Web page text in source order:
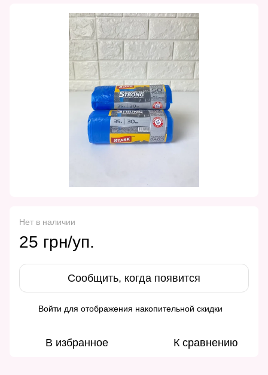
Нет в наличии
25 грн/уп.
Сообщить, когда появится
Войти для отображения накопительной скидки
В избранное К сравнению